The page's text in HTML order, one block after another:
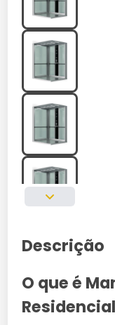
Descrição
O que é
Residencial